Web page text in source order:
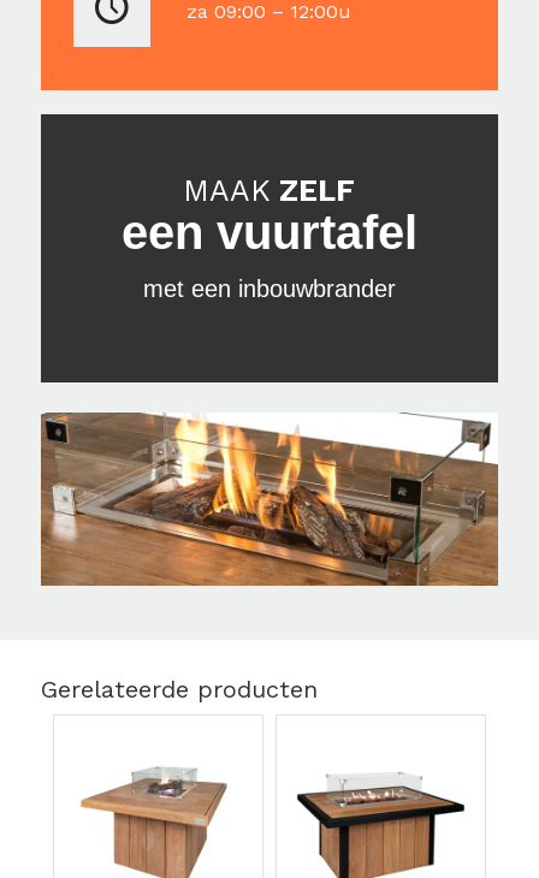
za 09:00 – 12:00u
MAAK ZELF
een vuurtafel
met een inbouwbrander
Gerelateerde producten